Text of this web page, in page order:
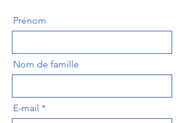
Prénom
Nom de famille
E-mail